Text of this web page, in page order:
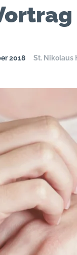
2018 St. Nikolaus